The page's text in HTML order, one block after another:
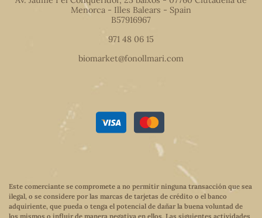
Menorca - Illes Balears - Spain
B57916967
971 48 06 15
biomarket@fonollmari.com
Este comerciante se compromete a no permitir ninguna transacción que sea
ilegal, o se considere por las marcas de tarjetas de crédito o el banco
adquiriente, que pueda o tenga el potencial de dañar la buena voluntad de
los mismos o influir de manera negativa en ellos. Las siguientes actividades